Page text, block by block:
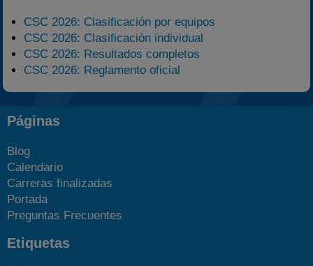
CSC 2026: Clasificación por equipos
CSC 2026: Clasificación individual
CSC 2026: Resultados completos
CSC 2026: Reglamento oficial
Páginas
Blog
Calendario
Carreras finalizadas
Portada
Preguntas Frecuentes
Etiquetas